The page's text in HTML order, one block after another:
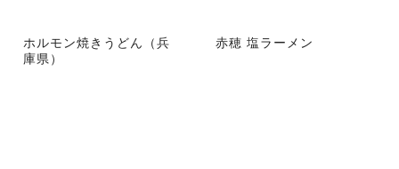
ホルモン焼きうどん（兵
庫県）
赤穂 塩ラーメン